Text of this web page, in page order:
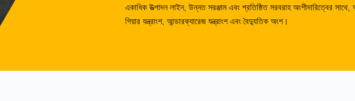
একাধিক উত্পাদন লাইন, উন্নত সরঞ্জাম এবং প্রতিষ্ঠিত সরবরাহ অংশীদারিত্বের
গিয়ার যন্ত্রাংশ, আন্ডারক্যারেজ যন্ত্রাংশ এবং বৈদ্যুতিক অংশ।